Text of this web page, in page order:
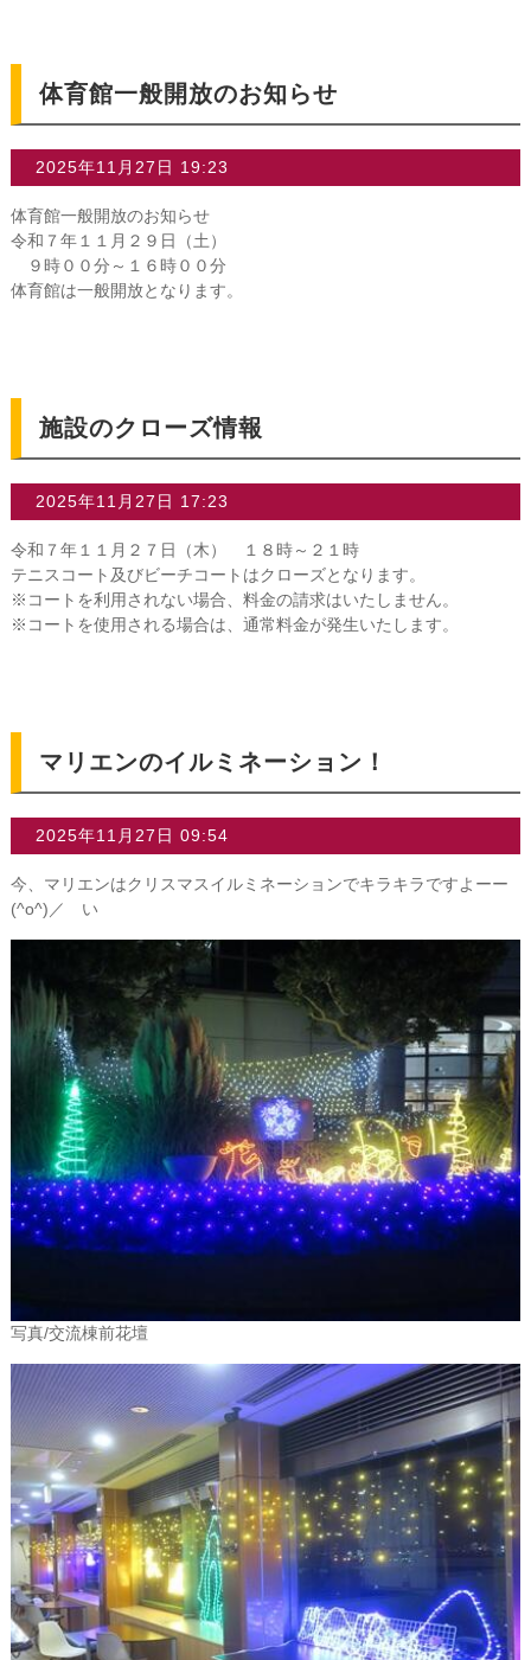
体育館一般開放のお知らせ
2025年11月27日 19:23
体育館一般開放のお知らせ
令和７年１１月２９日（土）
９時００分～１６時００分
体育館は一般開放となります。
施設のクローズ情報
2025年11月27日 17:23
令和７年１１月２７日（木） １８時～２１時
テニスコート及びビーチコートはクローズとなります。
※コートを利用されない場合、料金の請求はいたしません。
※コートを使用される場合は、通常料金が発生いたします。
マリエンのイルミネーション！
2025年11月27日 09:54
今、マリエンはクリスマスイルミネーションでキラキラですよーー
(^o^)／ い
写真/交流棟前花壇